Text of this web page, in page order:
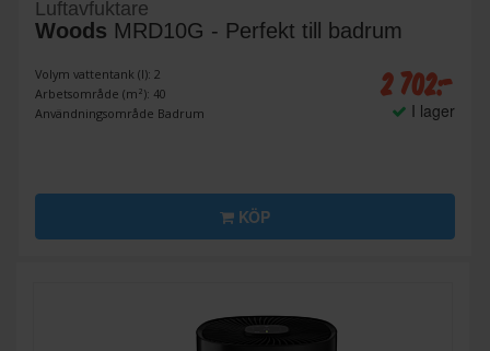
Luftavfuktare
Woods MRD10G - Perfekt till badrum
Volym vattentank (l): 2
Arbetsområde (m²): 40
Användningsområde Badrum
2 702:-
I lager
KÖP